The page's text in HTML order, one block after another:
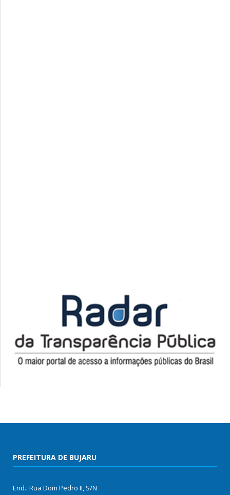
PREFEITURA DE BUJARU
End.: Rua Dom Pedro II, S/N